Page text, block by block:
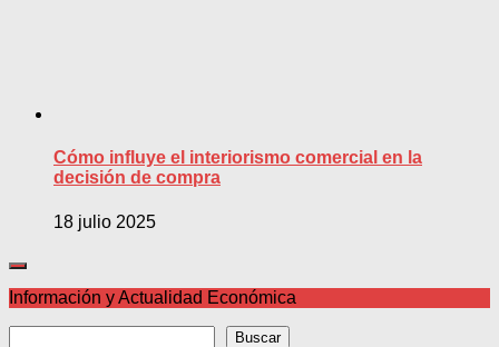
Cómo influye el interiorismo comercial en la
decisión de compra
18 julio 2025
Información y Actualidad Económica
Buscar